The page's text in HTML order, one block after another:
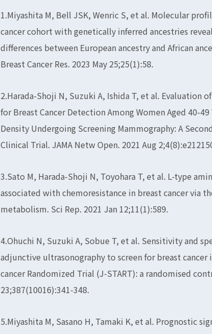
1.Miyashita M, Bell JSK, Wenric S, et al. Molecular
cancer cohort with genetically inferred ancestries
differences between European ancestry and African
Breast Cancer Res. 2023 May 25;25(1):58.
2.Harada-Shoji N, Suzuki A, Ishida T, et al. Evaluation
for Breast Cancer Detection Among Women Aged 40-49
Density Undergoing Screening Mammography: A
Clinical Trial. JAMA Netw Open. 2021 Aug
3.Sato M, Harada-Shoji N, Toyohara T, et al. L-type
associated with chemoresistance in breast cancer via
metabolism. Sci Rep. 2021 Jan 12;11(1):589.
4.Ohuchi N, Suzuki A, Sobue T, et al. Sensitivity and
adjunctive ultrasonography to screen for breast
cancer Randomized Trial (J-START): a randomised
23;387(10016):341-348.
5.Miyashita M, Sasano H, Tamaki K, et al. Prognostic